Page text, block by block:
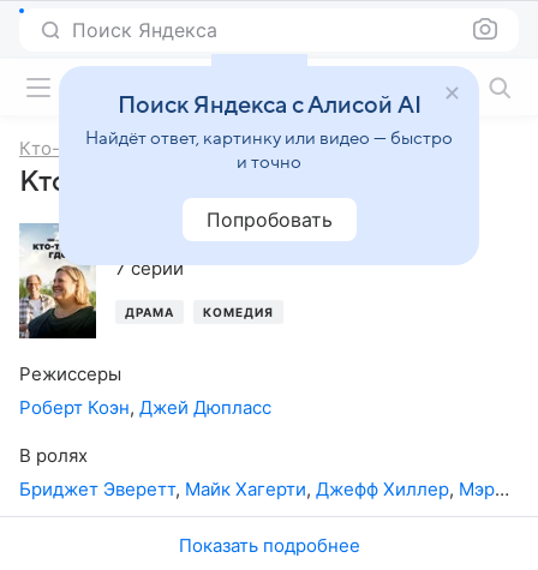
Поиск Яндекса
Кто-то где-то
Кто-то где-то, 2-й сезон
США
7 серий
ДРАМА КОМЕДИЯ
Режиссеры
Роберт Коэн, Джей Дюпласс
В ролях
Бриджет Эверетт, Майк Хагерти, Джефф Хиллер, Мэри Катрин Гаррисон
Показать подробнее
Поиск Яндекса с Алисой AI
Найдёт ответ, картинку или видео — быстро
и точно
Попробовать